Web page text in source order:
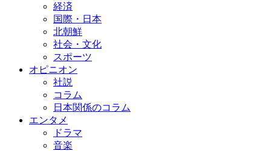
経済
国際・日本
北朝鮮
社会・文化
スポーツ
オピニオン
社説
コラム
日本関係のコラム
エンタメ
ドラマ
音楽